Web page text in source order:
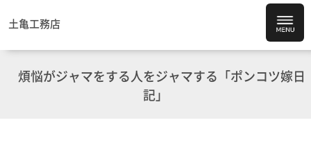
土亀工務店
煩悩がジャマをする人をジャマする「ポンコツ嫁日
記」